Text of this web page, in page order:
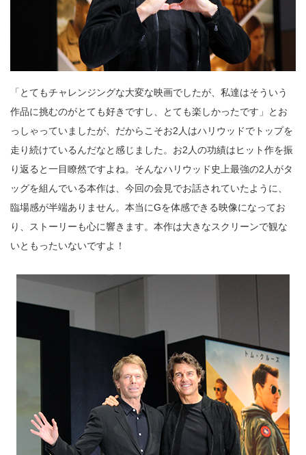
「とてもチャレンジングな大変な映画でしたが、私達はそういう
作品に挑むのがとても好きですし、とても楽しかったです」とお
っしゃっていましたが、だからこそお2人はハリウッドでトップを
走り続けているんだなと感じました。お2人の功績はヒット作を振
り返ると一目瞭然ですよね。そんなハリウッド史上最強の2人がタ
ッグを組んでいる本作は、今回の会見でお話されていたように、
臨場感が半端ありません。本当にGを体感できる映像になってお
り、ストーリーも心に響きます。本作は大きなスクリーンで観な
いともったいないですよ！